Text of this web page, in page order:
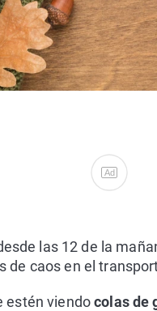
Ad
las 12 de la
caos en el
estén viendocolas de